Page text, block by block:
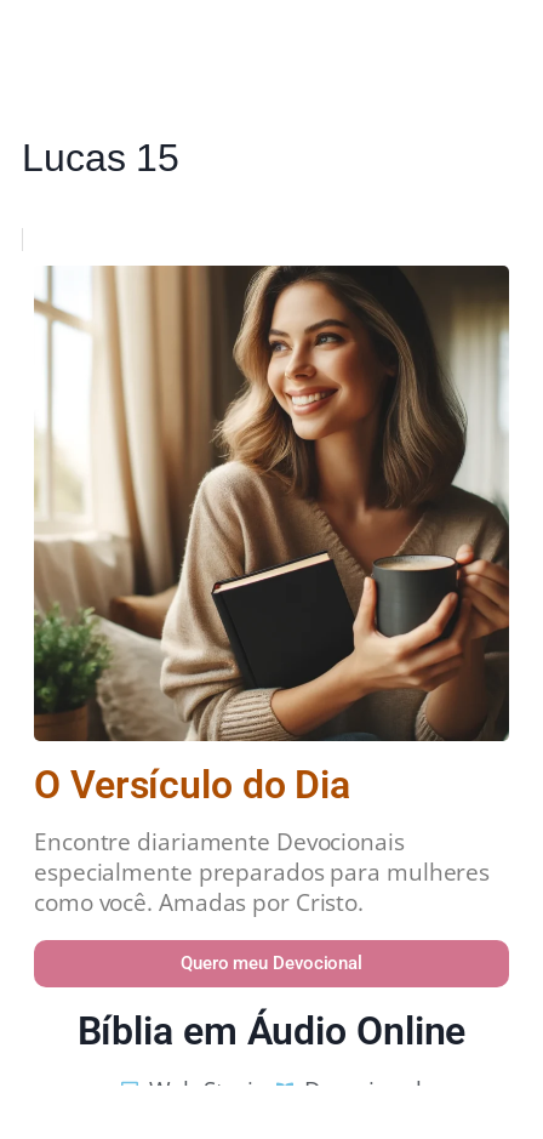
Lucas 15
O Versículo do Dia
Encontre diariamente Devocionais
especialmente preparados para mulheres
como você. Amadas por Cristo.
Quero meu Devocional
Bíblia em Áudio Online
Web Stories
Devocional